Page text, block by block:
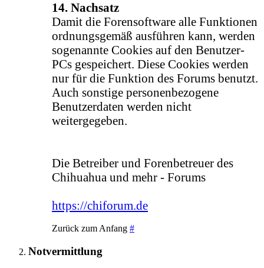
14. Nachsatz
Damit die Forensoftware alle Funktionen
ordnungsgemäß ausführen kann, werden
sogenannte Cookies auf den Benutzer-
PCs gespeichert. Diese Cookies werden
nur für die Funktion des Forums benutzt.
Auch sonstige personenbezogene
Benutzerdaten werden nicht
weitergegeben.
Die Betreiber und Forenbetreuer des
Chihuahua und mehr - Forums
https://chiforum.de
Zurück zum Anfang #
Notvermittlung